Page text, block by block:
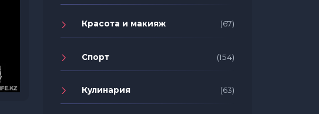
Красота и макияж (67)
Спорт (154)
Кулинария (63)